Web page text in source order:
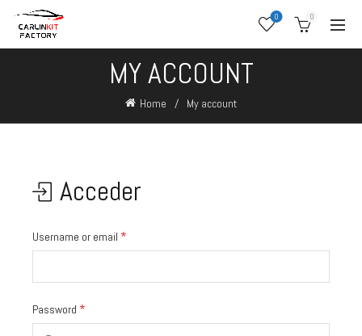
0 0
MY ACCOUNT
Home My account
Acceder
Username or email *
Password *